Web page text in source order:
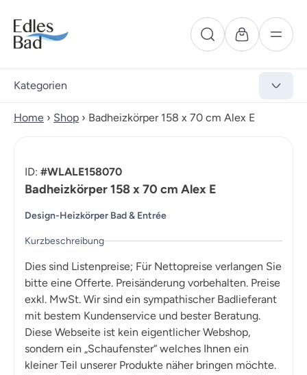
Kategorien
Home › Shop › Badheizkörper 158 x 70 cm Alex E
ID: #WLALE158070
Badheizkörper 158 x 70 cm Alex E
Design-Heizkörper Bad & Entrée
Kurzbeschreibung
Dies sind Listenpreise; Für Nettopreise verlangen Sie
bitte eine Offerte. Preisänderung vorbehalten. Preise
exkl. MwSt. Wir sind ein sympathischer Badlieferant
mit bestem Kundenservice und bester Beratung.
Diese Webseite ist kein eigentlicher Webshop,
sondern ein „Schaufenster“ welches Ihnen ein
kleiner Teil unserer Produkte näher bringen möchte.